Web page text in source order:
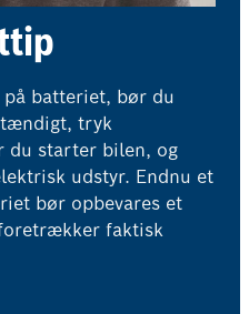
på batteriet, bør du
tryk
du starter bilen, og
udstyr. Endnu et
bør opbevares et
faktisk